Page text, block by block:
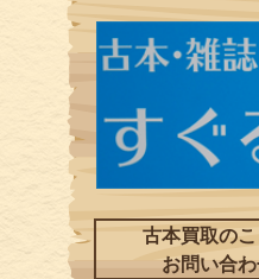
古本買取の
お問い合